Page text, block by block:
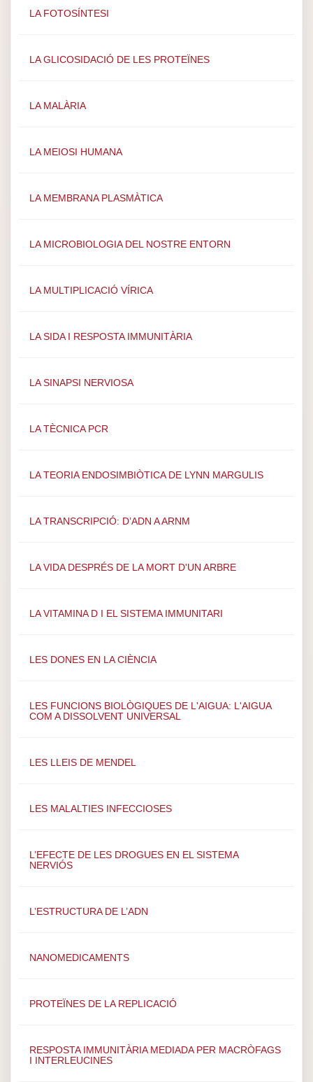
LA FOTOSÍNTESI
LA GLICOSIDACIÓ DE LES PROTEÏNES
LA MALÀRIA
LA MEIOSI HUMANA
LA MEMBRANA PLASMÀTICA
LA MICROBIOLOGIA DEL NOSTRE ENTORN
LA MULTIPLICACIÓ VÍRICA
LA SIDA I RESPOSTA IMMUNITÀRIA
LA SINAPSI NERVIOSA
LA TÈCNICA PCR
LA TEORIA ENDOSIMBIÒTICA DE LYNN MARGULIS
LA TRANSCRIPCIÓ: D’ADN A ARNM
LA VIDA DESPRÉS DE LA MORT D'UN ARBRE
LA VITAMINA D I EL SISTEMA IMMUNITARI
LES DONES EN LA CIÈNCIA
LES FUNCIONS BIOLÒGIQUES DE L'AIGUA: L'AIGUA
COM A DISSOLVENT UNIVERSAL
LES LLEIS DE MENDEL
LES MALALTIES INFECCIOSES
L’EFECTE DE LES DROGUES EN EL SISTEMA
NERVIÓS
L’ESTRUCTURA DE L’ADN
NANOMEDICAMENTS
PROTEÏNES DE LA REPLICACIÓ
RESPOSTA IMMUNITÀRIA MEDIADA PER MACRÒFAGS
I INTERLEUCINES